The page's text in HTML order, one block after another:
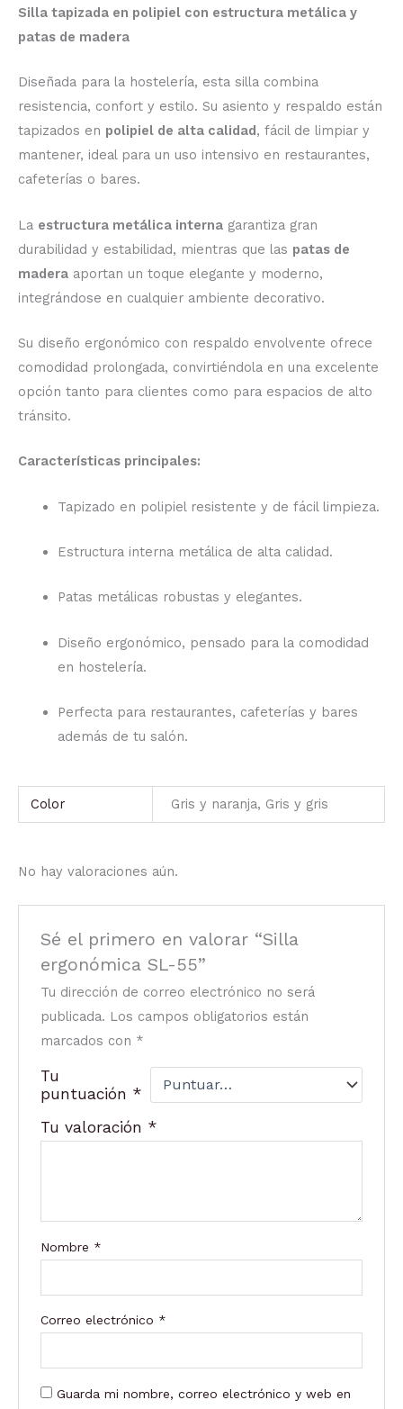
Silla tapizada en polipiel con estructura metálica y
patas de madera
Diseñada para la hostelería, esta silla combina
resistencia, confort y estilo. Su asiento y respaldo están
tapizados en polipiel de alta calidad, fácil de limpiar y
mantener, ideal para un uso intensivo en restaurantes,
cafeterías o bares.
La estructura metálica interna garantiza gran
durabilidad y estabilidad, mientras que las patas de
madera aportan un toque elegante y moderno,
integrándose en cualquier ambiente decorativo.
Su diseño ergonómico con respaldo envolvente ofrece
comodidad prolongada, convirtiéndola en una excelente
opción tanto para clientes como para espacios de alto
tránsito.
Características principales:
Tapizado en polipiel resistente y de fácil limpieza.
Estructura interna metálica de alta calidad.
Patas metálicas robustas y elegantes.
Diseño ergonómico, pensado para la comodidad
en hostelería.
Perfecta para restaurantes, cafeterías y bares
además de tu salón.
Color Gris y naranja, Gris y gris
No hay valoraciones aún.
Sé el primero en valorar “Silla
ergonómica SL-55”
Tu dirección de correo electrónico no será
publicada. Los campos obligatorios están
marcados con *
Tu
puntuación *
Tu valoración *
Nombre *
Correo electrónico *
Guarda mi nombre, correo electrónico y web en